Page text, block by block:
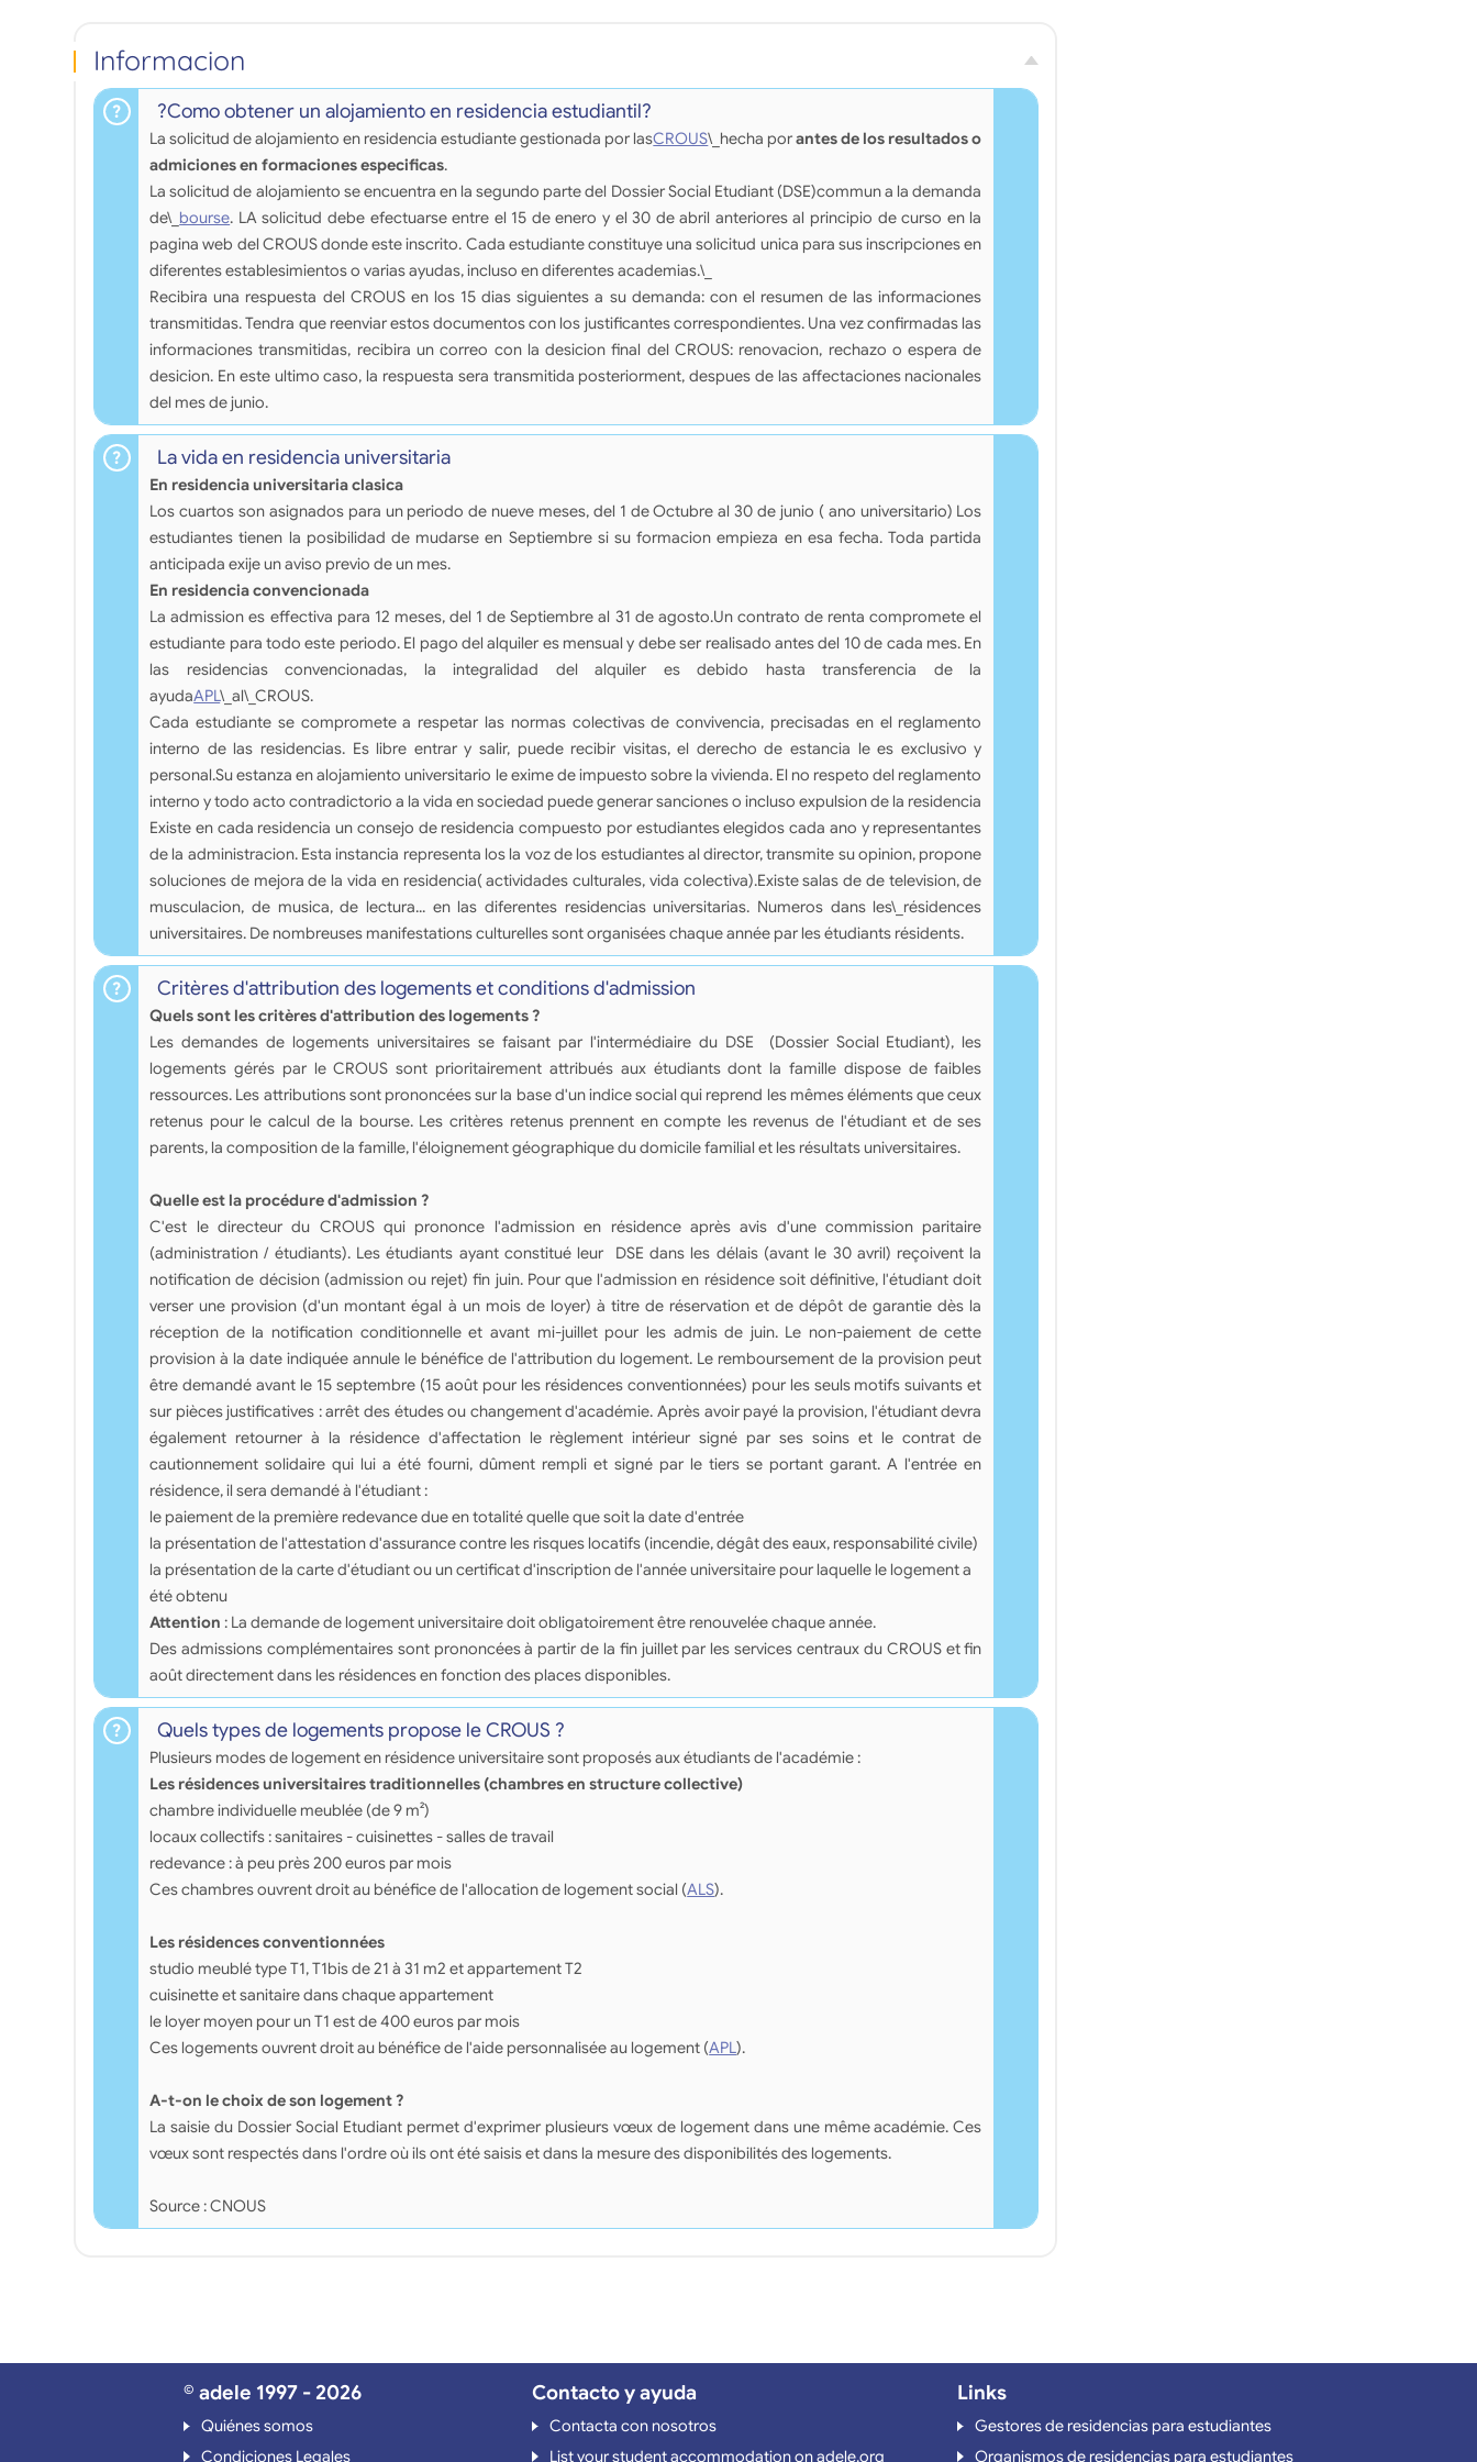
Informacion
?Como obtener un alojamiento en residencia estudiantil?
La solicitud de alojamiento en residencia estudiante gestionada por lasCROUS\_hecha porantes de los resultados o
admiciones en formaciones especificas.
La solicitud de alojamiento se encuentra en la segundo parte del Dossier Social Etudiant (DSE)commun a la demanda
de\_ bourse. LA solicitud debe efectuarse entre el 15 de enero y el 30 de abril anteriores al principio de curso en la
pagina web del CROUS donde este inscrito. Cada estudiante constituye una solicitud unica para sus inscripciones en
diferentes establesimientos o varias ayudas, incluso en diferentes academias.\_
Recibira una respuesta del CROUS en los 15 dias siguientes a su demanda: con el resumen de las informaciones
transmitidas. Tendra que reenviar estos documentos con los justificantes correspondientes. Una vez confirmadas las
informaciones transmitidas, recibira un correo con la desicion final del CROUS: renovacion, rechazo o espera de
desicion. En este ultimo caso, la respuesta sera transmitida posteriorment, despues de las affectaciones nacionales
del mes de junio.
La vida en residencia universitaria
En residencia universitaria clasica
Los cuartos son asignados para un periodo de nueve meses, del 1 de Octubre al 30 de junio ( ano universitario) Los
estudiantes tienen la posibilidad de mudarse en Septiembre si su formacion empieza en esa fecha. Toda partida
anticipada exije un aviso previo de un mes.
En residencia convencionada
La admission es effectiva para 12 meses, del 1 de Septiembre al 31 de agosto.Un contrato de renta compromete el
estudiante para todo este periodo. El pago del alquiler es mensual y debe ser realisado antes del 10 de cada mes. En
las residencias convencionadas, la integralidad del alquiler es debido hasta transferencia de la
ayudaAPL\_al\_CROUS.
Cada estudiante se compromete a respetar las normas colectivas de convivencia, precisadas en el reglamento
interno de las residencias. Es libre entrar y salir, puede recibir visitas, el derecho de estancia le es exclusivo y
personal.Su estanza en alojamiento universitario le exime de impuesto sobre la vivienda. El no respeto del reglamento
interno y todo acto contradictorio a la vida en sociedad puede generar sanciones o incluso expulsion de la residencia
Existe en cada residencia un consejo de residencia compuesto por estudiantes elegidos cada ano y representantes
de la administracion. Esta instancia representa los la voz de los estudiantes al director, transmite su opinion, propone
soluciones de mejora de la vida en residencia( actividades culturales, vida colectiva).Existe salas de de television, de
musculacion, de musica, de lectura... en las diferentes residencias universitarias. Numeros dans les\_résidences
universitaires. De nombreuses manifestations culturelles sont organisées chaque année par les étudiants résidents.
Critères d'attribution des logements et conditions d'admission
Quels sont les critères d'attribution des logements ?
Les demandes de logements universitaires se faisant par l'intermédiaire du DSE (Dossier Social Etudiant), les
logements gérés par le CROUS sont prioritairement attribués aux étudiants dont la famille dispose de faibles
ressources. Les attributions sont prononcées sur la base d'un indice social qui reprend les mêmes éléments que ceux
retenus pour le calcul de la bourse. Les critères retenus prennent en compte les revenus de l'étudiant et de ses
parents, la composition de la famille, l'éloignement géographique du domicile familial et les résultats universitaires.
Quelle est la procédure d'admission ?
C'est le directeur du CROUS qui prononce l'admission en résidence après avis d'une commission paritaire
(administration / étudiants). Les étudiants ayant constitué leur DSE dans les délais (avant le 30 avril) reçoivent la
notification de décision (admission ou rejet) fin juin. Pour que l'admission en résidence soit définitive, l'étudiant doit
verser une provision (d'un montant égal à un mois de loyer) à titre de réservation et de dépôt de garantie dès la
réception de la notification conditionnelle et avant mi-juillet pour les admis de juin. Le non-paiement de cette
provision à la date indiquée annule le bénéfice de l'attribution du logement. Le remboursement de la provision peut
être demandé avant le 15 septembre (15 août pour les résidences conventionnées) pour les seuls motifs suivants et
sur pièces justificatives : arrêt des études ou changement d'académie. Après avoir payé la provision, l'étudiant devra
également retourner à la résidence d'affectation le règlement intérieur signé par ses soins et le contrat de
cautionnement solidaire qui lui a été fourni, dûment rempli et signé par le tiers se portant garant. A l'entrée en
résidence, il sera demandé à l'étudiant :
le paiement de la première redevance due en totalité quelle que soit la date d'entrée
la présentation de l'attestation d'assurance contre les risques locatifs (incendie, dégât des eaux, responsabilité civile)
la présentation de la carte d'étudiant ou un certificat d'inscription de l'année universitaire pour laquelle le logement a
été obtenu
Attention : La demande de logement universitaire doit obligatoirement être renouvelée chaque année.
Des admissions complémentaires sont prononcées à partir de la fin juillet par les services centraux du CROUS et fin
août directement dans les résidences en fonction des places disponibles.
Quels types de logements propose le CROUS ?
Plusieurs modes de logement en résidence universitaire sont proposés aux étudiants de l'académie :
Les résidences universitaires traditionnelles (chambres en structure collective)
chambre individuelle meublée (de 9 m²)
locaux collectifs : sanitaires - cuisinettes - salles de travail
redevance : à peu près 200 euros par mois
Ces chambres ouvrent droit au bénéfice de l'allocation de logement social (ALS).
Les résidences conventionnées
studio meublé type T1, T1bis de 21 à 31 m2 et appartement T2
cuisinette et sanitaire dans chaque appartement
le loyer moyen pour un T1 est de 400 euros par mois
Ces logements ouvrent droit au bénéfice de l'aide personnalisée au logement (APL).
A-t-on le choix de son logement ?
La saisie du Dossier Social Etudiant permet d'exprimer plusieurs vœux de logement dans une même académie. Ces
vœux sont respectés dans l'ordre où ils ont été saisis et dans la mesure des disponibilités des logements.
Source : CNOUS
© adele 1997 - 2026
Quiénes somos
Condiciones Legales
Contacto y ayuda
Contacta con nosotros
List your student accommodation on adele.org
Links
Gestores de residencias para estudiantes
Organismos de residencias para estudiantes